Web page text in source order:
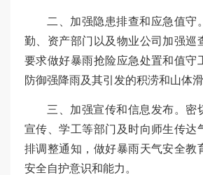
二、加强隐患排查和应急值守
勤、资产部门以及物业公司加强巡
要求做好暴雨抢险应急处置和值守
防御强降雨及其引发的积涝和山体
三、加强宣传和信息发布。密
宣传、学工等部门及时向师生传达
排调整通知，做好暴雨天气安全教
安全自护意识和能力。